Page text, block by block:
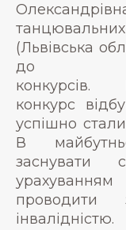
(Львівська
до
конкурсів.
конкурс
успішно
В
інвалідністю.